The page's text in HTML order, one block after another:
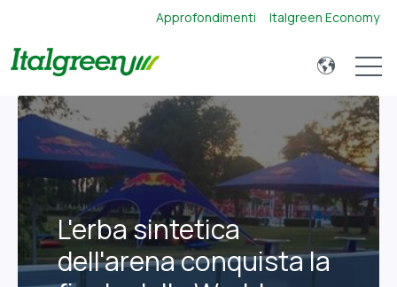
Approfondimenti Italgreen Economy
Open
L'erba sintetica
dell'arena conquista la